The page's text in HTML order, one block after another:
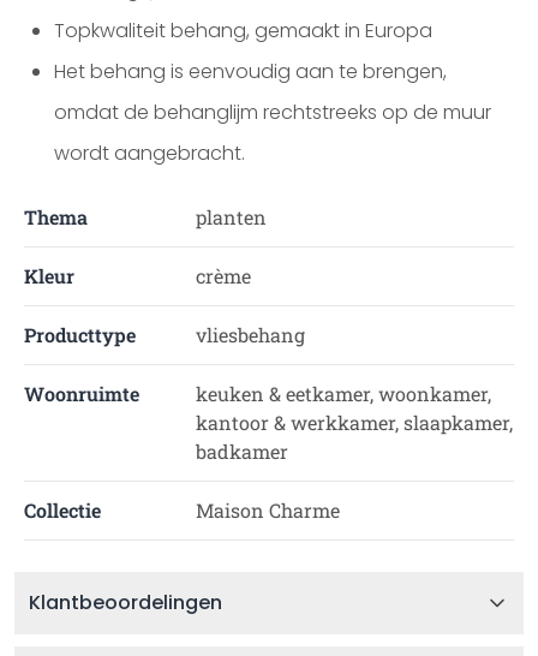
Topkwaliteit behang, gemaakt in Europa
Het behang is eenvoudig aan te brengen,
omdat de behanglijm rechtstreeks op de muur
wordt aangebracht.
Thema planten
Kleur crème
Producttype vliesbehang
Woonruimte
keuken & eetkamer, woonkamer,
kantoor & werkkamer, slaapkamer,
badkamer
Collectie Maison Charme
Klantbeoordelingen